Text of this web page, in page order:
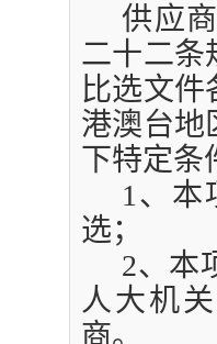
供应
二十二条
比选文
港澳台地
下特定条
1 、本
选；
2、本
人大机关
商。